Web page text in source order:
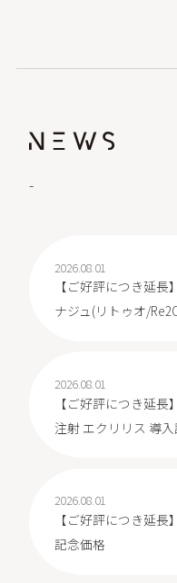
-
2026.08.01
【ご好評につき延
ナジュ(リトゥオ/
2026.08.01
【ご好評につき延
注射 エクリリス 導
2026.08.01
【ご好評につき延
記念価格